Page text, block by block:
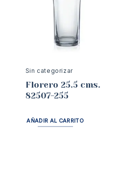
Sin categorizar
Florero 25.5 cms.
82507-255
AÑADIR AL CARRITO